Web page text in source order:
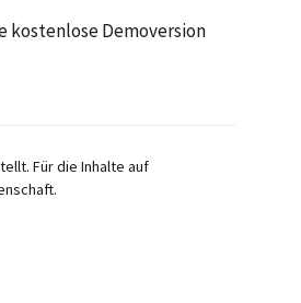
kostenlose Demoversion
Für die Inhalte auf